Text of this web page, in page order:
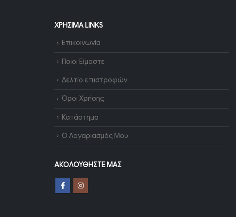
ΧΡΉΣΙΜΑ LINKS
Επικοινωνία
Ποιοι Είμαστε
Δελτίο επιστροφών
Όροι Χρήσης
Κατάστημα
Ο Λογαριασμός Μου
ΑΚΟΛΟΥΘΉΣΤΕ ΜΑΣ